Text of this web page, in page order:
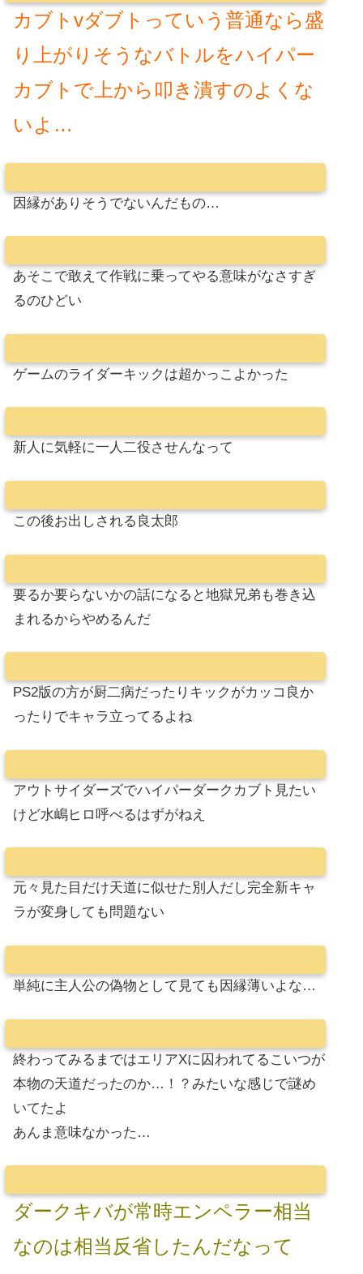
カブトvダブトっていう普通なら盛
り上がりそうなバトルをハイパー
カブトで上から叩き潰すのよくな
いよ…
因縁がありそうでないんだもの…
あそこで敢えて作戦に乗ってやる意味がなさすぎ
るのひどい
ゲームのライダーキックは超かっこよかった
新人に気軽に一人二役させんなって
この後お出しされる良太郎
要るか要らないかの話になると地獄兄弟も巻き込
まれるからやめるんだ
PS2版の方が厨二病だったりキックがカッコ良か
ったりでキャラ立ってるよね
アウトサイダーズでハイパーダークカブト見たい
けど水嶋ヒロ呼べるはずがねえ
元々見た目だけ天道に似せた別人だし完全新キャ
ラが変身しても問題ない
単純に主人公の偽物として見ても因縁薄いよな…
終わってみるまではエリアXに囚われてるこいつが
本物の天道だったのか…！？みたいな感じで謎め
いてたよ
あんま意味なかった…
ダークキバが常時エンペラー相当
なのは相当反省したんだなって